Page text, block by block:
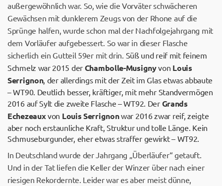
außergewöhnlich war. So, wie die Vorväter schwächeren
Gewächsen mit dunklerem Zeugs von der Rhone auf die
Sprünge halfen, wurde schon mal der Nachfolgejahrgang mit
dem Vorläufer aufgebessert. So war in dieser Flasche
sicherlich ein Gutteil 59er mit drin. Süß und reif mit feinem
Schmelz war 2015 der Chambolle-Musignyvon Louis
Serrignon, der allerdings mit der Zeit im Glas etwas abbaute
– WT90. Deutlich besser, kräftiger, mit mehr Standvermögen
2016 auf Sylt die zweite Flasche – WT92. Der Grands
Echezeauxvon Louis Serrignonwar 2016 zwar reif, zeigte
aber noch erstaunliche Kraft, Struktur und tolle Länge. Kein
Schmuseburgunder, eher etwas straffer gewirkt – WT92.
In Deutschland wurde der Jahrgang „Überläufer“ getauft.
Und in der Tat liefen die Keller der Winzer über nach einer
riesigen Rekordernte. Leider war es aber meist dünne,